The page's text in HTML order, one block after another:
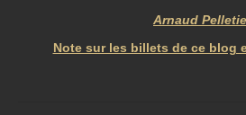
Arnaud
Note sur les billets de ce blog